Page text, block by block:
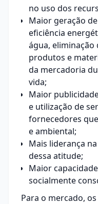
no uso dos
Maior geração
eficiência
água, eliminação
produtos e
da mercadoria
vida;
Maior
e utilização de
fornecedores
e ambiental;
Mais liderança
dessa atitude;
Maior
socialmente
Para o mercado,